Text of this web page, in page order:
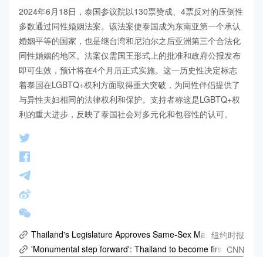
2024年6月18日，泰国参议院以130票赞成、4票反对的压倒性
多数通过同性婚姻法案。该法案使泰国成为东南亚第一个承认
婚姻平等的国家，也是继台湾和尼泊尔之后亚洲第三个合法化
同性婚姻的地区。法案仅需国王形式上的批准和政府公报发布
即可生效，预计将在4个月后正式实施。这一历史性决定标志
着泰国在LGBTQ+权利方面取得重大突破，为同性伴侣提供了
与异性夫妇相同的法律权利和保护。支持者称这是LGBTQ+权
利的重大进步，反映了泰国社会对多元化和包容性的认可。
Thailand's Legislature Approves Same-Sex Marriage Law
纽约时报
'Monumental step forward': Thailand to become first CNN